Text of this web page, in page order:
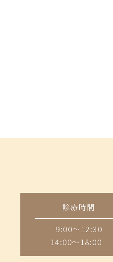
診療時間
9:00～12:30
14:00～18:00